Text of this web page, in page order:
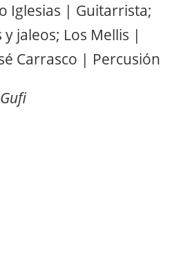
Iglesias | Guitarrista;
jaleos; Los Mellis |
Carrasco | Percusión